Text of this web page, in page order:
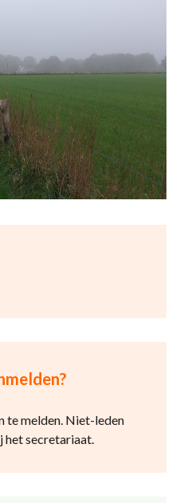
te melden. Niet-leden
het secretariaat.